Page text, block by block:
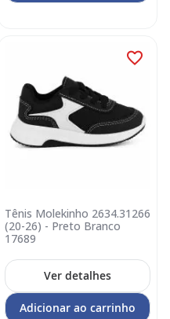
Tênis Molekinho 2634.31266
(20-26) - Preto Branco
17689
Ver detalhes
Adicionar ao carrinho